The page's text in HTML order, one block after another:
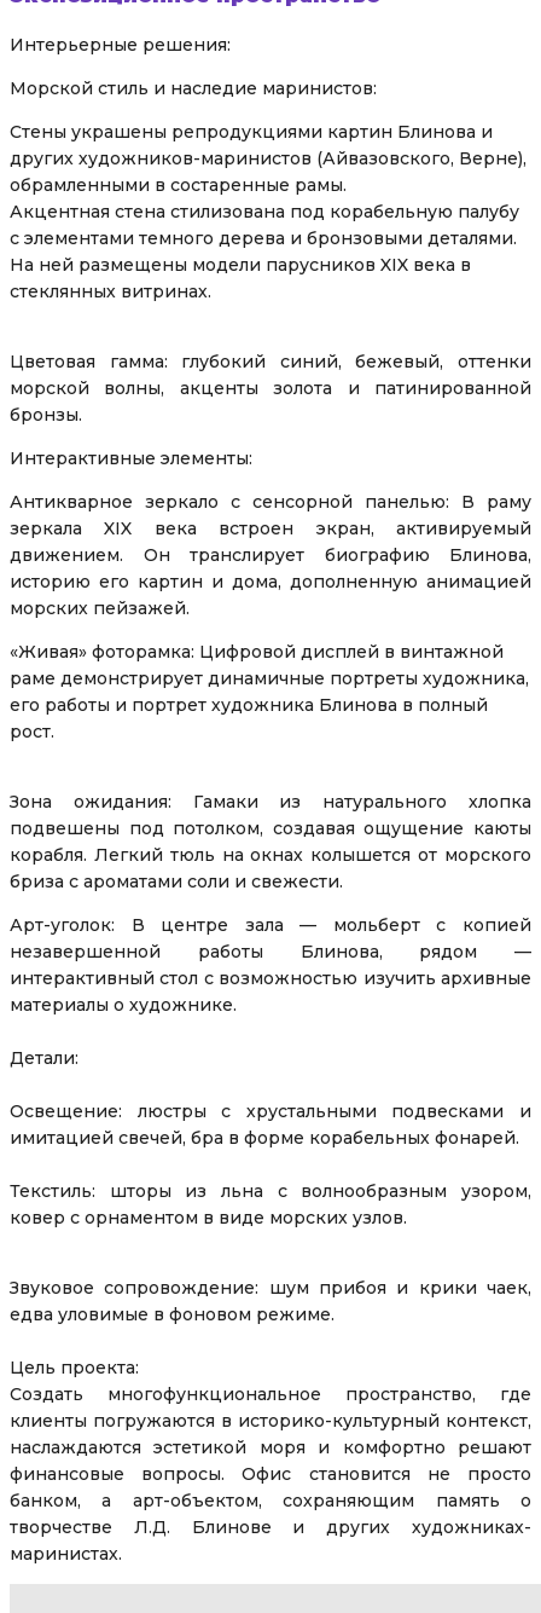
Интерьерные решения:
Морской стиль и наследие маринистов:
Стены украшены репродукциями картин Блинова и
других художников-маринистов (Айвазовского, Верне),
обрамленными в состаренные рамы.
Акцентная стена стилизована под корабельную палубу
с элементами темного дерева и бронзовыми деталями.
На ней размещены модели парусников XIX века в
стеклянных витринах.
Цветовая гамма: глубокий синий, бежевый, оттенки
морской волны, акценты золота и патинированной
бронзы.
Интерактивные элементы:
Антикварное зеркало с сенсорной панелью: В раму
зеркала XIX века встроен экран, активируемый
движением. Он транслирует биографию Блинова,
историю его картин и дома, дополненную анимацией
морских пейзажей.
«Живая» фоторамка: Цифровой дисплей в винтажной
раме демонстрирует динамичные портреты художника,
его работы и портрет художника Блинова в полный
рост.
Зона ожидания: Гамаки из натурального хлопка
подвешены под потолком, создавая ощущение каюты
корабля. Легкий тюль на окнах колышется от морского
бриза с ароматами соли и свежести.
Арт-уголок: В центре зала — мольберт с копией
незавершенной работы Блинова, рядом —
интерактивный стол с возможностью изучить архивные
материалы о художнике.
Детали:
Освещение: люстры с хрустальными подвесками и
имитацией свечей, бра в форме корабельных фонарей.
Текстиль: шторы из льна с волнообразным узором,
ковер с орнаментом в виде морских узлов.
Звуковое сопровождение: шум прибоя и крики чаек,
едва уловимые в фоновом режиме.
Цель проекта:
Создать многофункциональное пространство, где
клиенты погружаются в историко-культурный контекст,
наслаждаются эстетикой моря и комфортно решают
финансовые вопросы. Офис становится не просто
банком, а арт-объектом, сохраняющим память о
творчестве Л.Д. Блинове и других художниках-
маринистах.